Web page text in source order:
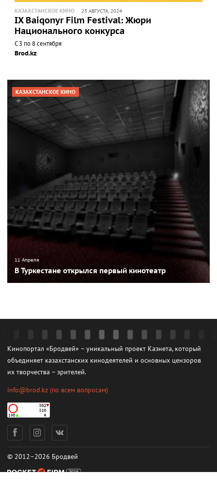
КАЗАХСТАНСКОЕ КИНО 23 АВГУСТА, 2024
IX Baiqonyr Film Festival: Жюри
Национального конкурса
C 3 по 8 сентября
Brod.kz
КАЗАХСТАНСКОЕ КИНО
11 Апреля
В Туркестане открылся первый кинотеатр
Кинопортал «Бродвей» – уникальный проект Казнета, который
объединяет казахстанских кинодеятелей и основных цензоров
их творчества – зрителей.
info@brod.kz (по всем вопросам)
© 2012–2026 Бродвей